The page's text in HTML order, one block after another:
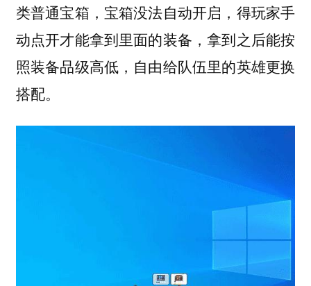
类普通宝箱，宝箱没法自动开启，得玩家手
动点开才能拿到里面的装备，拿到之后能按
照装备品级高低，自由给队伍里的英雄更换
搭配。